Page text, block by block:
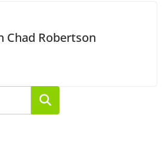
Chad Robertson
Suchen